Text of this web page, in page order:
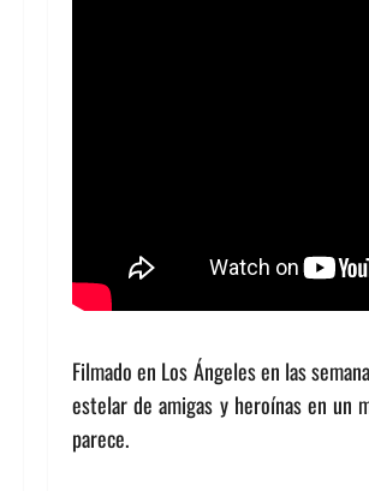
Filmado en Los Ángeles en las
estelar de amigas y heroínas en un
parece.